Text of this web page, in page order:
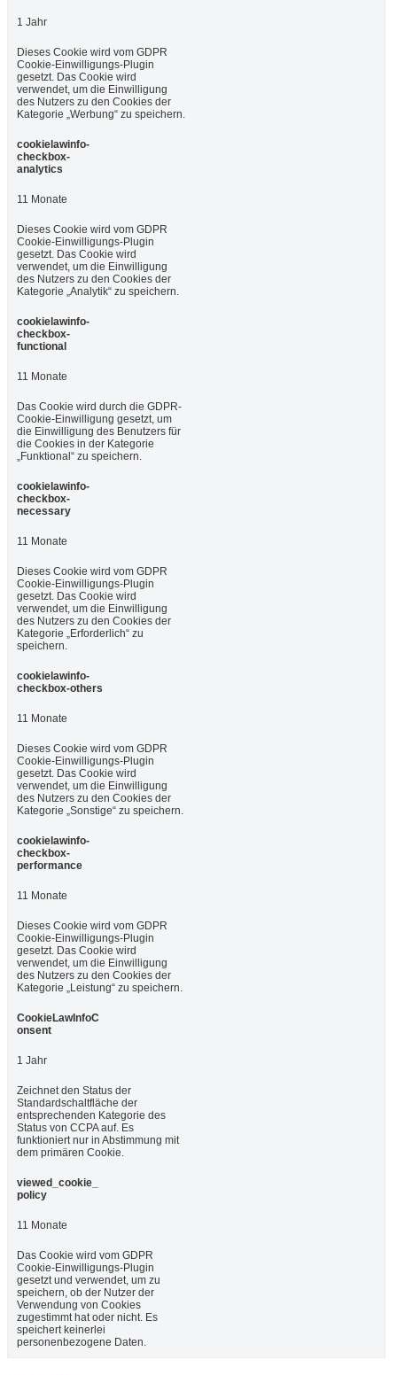
1 Jahr
Dieses Cookie wird vom GDPR
Cookie-Einwilligungs-Plugin
gesetzt. Das Cookie wird
verwendet, um die Einwilligung
des Nutzers zu den Cookies der
Kategorie „Werbung“ zu speichern.
cookielawinfo-
checkbox-
analytics
11 Monate
Dieses Cookie wird vom GDPR
Cookie-Einwilligungs-Plugin
gesetzt. Das Cookie wird
verwendet, um die Einwilligung
des Nutzers zu den Cookies der
Kategorie „Analytik“ zu speichern.
cookielawinfo-
checkbox-
functional
11 Monate
Das Cookie wird durch die GDPR-
Cookie-Einwilligung gesetzt, um
die Einwilligung des Benutzers für
die Cookies in der Kategorie
„Funktional“ zu speichern.
cookielawinfo-
checkbox-
necessary
11 Monate
Dieses Cookie wird vom GDPR
Cookie-Einwilligungs-Plugin
gesetzt. Das Cookie wird
verwendet, um die Einwilligung
des Nutzers zu den Cookies der
Kategorie „Erforderlich“ zu
speichern.
cookielawinfo-
checkbox-others
11 Monate
Dieses Cookie wird vom GDPR
Cookie-Einwilligungs-Plugin
gesetzt. Das Cookie wird
verwendet, um die Einwilligung
des Nutzers zu den Cookies der
Kategorie „Sonstige“ zu speichern.
cookielawinfo-
checkbox-
performance
11 Monate
Dieses Cookie wird vom GDPR
Cookie-Einwilligungs-Plugin
gesetzt. Das Cookie wird
verwendet, um die Einwilligung
des Nutzers zu den Cookies der
Kategorie „Leistung“ zu speichern.
CookieLawInfoC
onsent
1 Jahr
Zeichnet den Status der
Standardschaltfläche der
entsprechenden Kategorie des
Status von CCPA auf. Es
funktioniert nur in Abstimmung mit
dem primären Cookie.
viewed_cookie_
policy
11 Monate
Das Cookie wird vom GDPR
Cookie-Einwilligungs-Plugin
gesetzt und verwendet, um zu
speichern, ob der Nutzer der
Verwendung von Cookies
zugestimmt hat oder nicht. Es
speichert keinerlei
personenbezogene Daten.